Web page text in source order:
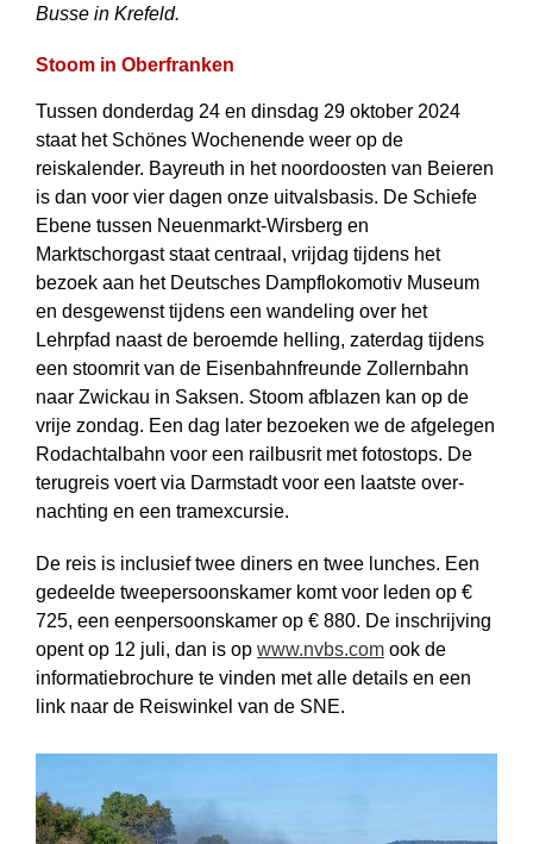
Busse in Krefeld.
Stoom in Oberfranken
Tussen donderdag 24 en dinsdag 29 oktober 2024
staat het Schönes Wochenende weer op de
reiskalender. Bayreuth in het noordoosten van Beieren
is dan voor vier dagen onze uitvalsbasis. De Schiefe
Ebene tussen Neuenmarkt-Wirsberg en
Marktschorgast staat centraal, vrijdag tijdens het
bezoek aan het Deutsches Dampflokomotiv Museum
en desgewenst tijdens een wandeling over het
Lehrpfad naast de beroemde helling, zaterdag tijdens
een stoomrit van de Eisenbahn­freunde Zollernbahn
naar Zwickau in Saksen. Stoom afblazen kan op de
vrije zondag. Een dag later bezoeken we de afgelegen
Rodachtalbahn voor een railbusrit met fotostops. De
terugreis voert via Darmstadt voor een laatste over­
nachting en een tramexcursie.
De reis is inclusief twee diners en twee lunches. Een
gedeelde twee­persoons­kamer komt voor leden op €
725, een een­persoons­kamer op € 880. De inschrijving
opent op 12 juli, dan is op www.nvbs.com ook de
informatie­brochure te vinden met alle details en een
link naar de Reiswinkel van de SNE.